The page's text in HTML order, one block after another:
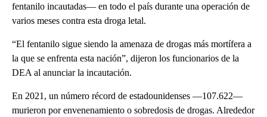
fentanilo incautadas— en todo el país durante una operación de
varios meses contra esta droga letal.
“El fentanilo sigue siendo la amenaza de drogas más mortífera a
la que se enfrenta esta nación”, dijeron los funcionarios de la
DEA al anunciar la incautación.
En 2021, un número récord de estadounidenses —107.622—
murieron por envenenamiento o sobredosis de drogas. Alrededor